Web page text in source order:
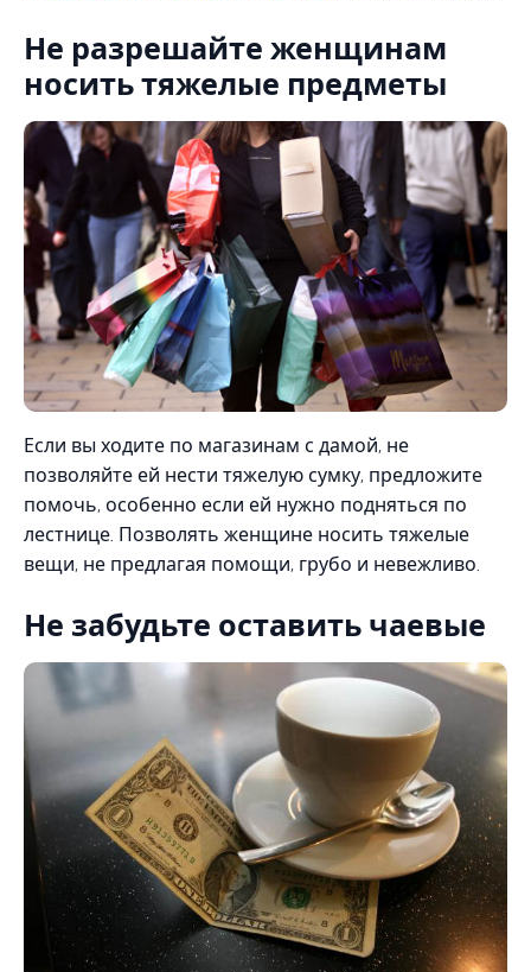
Не разрешайте женщинам
носить тяжелые предметы
Если вы ходите по магазинам с дамой, не
позволяйте ей нести тяжелую сумку, предложите
помочь, особенно если ей нужно подняться по
лестнице. Позволять женщине носить тяжелые
вещи, не предлагая помощи, грубо и невежливо.
Не забудьте оставить чаевые